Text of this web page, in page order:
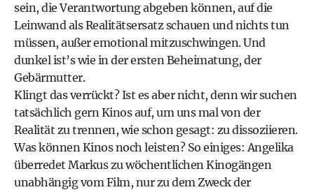
sein, die Verantwortung abgeben können, auf die
Leinwand als Realitätsersatz schauen und nichts tun
müssen, außer emotional mitzuschwingen. Und
dunkel ist’s wie in der ersten Beheimatung, der
Gebärmutter.
Klingt das verrückt? Ist es aber nicht, denn wir suchen
tatsächlich gern Kinos auf, um uns mal von der
Realität zu trennen, wie schon gesagt: zu dissoziieren.
Was können Kinos noch leisten? So einiges: Angelika
überredet Markus zu wöchentlichen Kinogängen
unabhängig vom Film, nur zu dem Zweck der